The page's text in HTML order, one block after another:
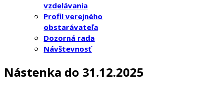
vzdelávania
Profil verejného
obstarávateľa
Dozorná rada
Návštevnosť
Nástenka do 31.12.2025